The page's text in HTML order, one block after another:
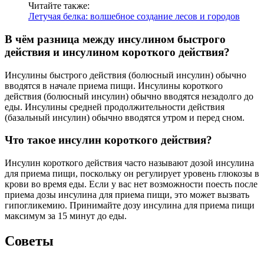
Читайте также:
Летучая белка: волшебное создание лесов и городов
В чём разница между инсулином быстрого
действия и инсулином короткого действия?
Инсулины быстрого действия (болюсный инсулин) обычно
вводятся в начале приема пищи. Инсулины короткого
действия (болюсный инсулин) обычно вводятся незадолго до
еды. Инсулины средней продолжительности действия
(базальный инсулин) обычно вводятся утром и перед сном.
Что такое инсулин короткого действия?
Инсулин короткого действия часто называют дозой инсулина
для приема пищи, поскольку он регулирует уровень глюкозы в
крови во время еды. Если у вас нет возможности поесть после
приема дозы инсулина для приема пищи, это может вызвать
гипогликемию. Принимайте дозу инсулина для приема пищи
максимум за 15 минут до еды.
Советы